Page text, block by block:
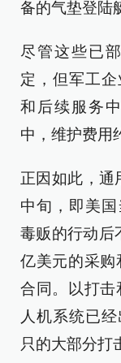
备的气垫登陆
尽管这些已
定，但军工
和后续服务
中，维护费用
正因如此，通
中旬，即美
毒贩的行动后
亿美元的采购
合同。以打击
人机系统已
只的大部分打